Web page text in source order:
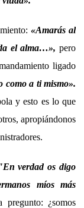
«Amarás al
el alma…», pero
ligado
como a ti mismo».
y esto es lo que
apropiándonos
verdad os digo
míos más
pregunto: ¿somos